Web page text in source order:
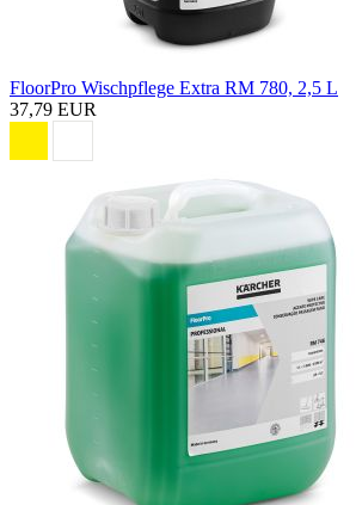
FloorPro Wischpflege Extra RM 780, 2,5 L
37,79 EUR